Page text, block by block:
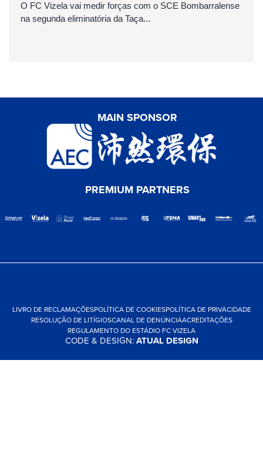
O FC Vizela vai medir forças com o SCE Bombarralense
na segunda eliminatória da Taça...
MAIN SPONSOR
PREMIUM PARTNERS
LIVRO DE RECLAMAÇÕESPOLÍTICA DE COOKIESPOLÍTICA DE PRIVACIDADE
RESOLUÇÃO DE LITÍGIOSCANAL DE DENÚNCIAACREDITAÇÕES
REGULAMENTO DO ESTÁDIO FC VIZELA
CODE & DESIGN:ATUAL DESIGN